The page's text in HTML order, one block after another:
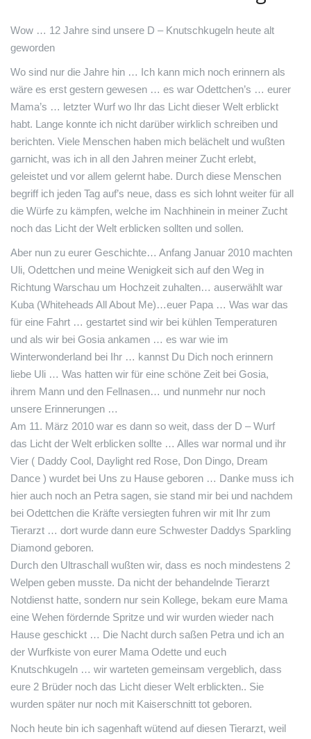
Wow … 12 Jahre sind unsere D – Knutschkugeln heute alt
geworden
Wo sind nur die Jahre hin … Ich kann mich noch erinnern als
wäre es erst gestern gewesen … es war Odettchen’s … eurer
Mama’s … letzter Wurf wo Ihr das Licht dieser Welt erblickt
habt. Lange konnte ich nicht darüber wirklich schreiben und
berichten. Viele Menschen haben mich belächelt und wußten
garnicht, was ich in all den Jahren meiner Zucht erlebt,
geleistet und vor allem gelernt habe. Durch diese Menschen
begriff ich jeden Tag auf’s neue, dass es sich lohnt weiter für all
die Würfe zu kämpfen, welche im Nachhinein in meiner Zucht
noch das Licht der Welt erblicken sollten und sollen.
Aber nun zu eurer Geschichte… Anfang Januar 2010 machten
Uli, Odettchen und meine Wenigkeit sich auf den Weg in
Richtung Warschau um Hochzeit zuhalten… auserwählt war
Kuba (Whiteheads All About Me)…euer Papa … Was war das
für eine Fahrt … gestartet sind wir bei kühlen Temperaturen
und als wir bei Gosia ankamen … es war wie im
Winterwonderland bei Ihr … kannst Du Dich noch erinnern
liebe Uli … Was hatten wir für eine schöne Zeit bei Gosia,
ihrem Mann und den Fellnasen… und nunmehr nur noch
unsere Erinnerungen …
Am 11. März 2010 war es dann so weit, dass der D – Wurf
das Licht der Welt erblicken sollte … Alles war normal und ihr
Vier ( Daddy Cool, Daylight red Rose, Don Dingo, Dream
Dance ) wurdet bei Uns zu Hause geboren … Danke muss ich
hier auch noch an Petra sagen, sie stand mir bei und nachdem
bei Odettchen die Kräfte versiegten fuhren wir mit Ihr zum
Tierarzt … dort wurde dann eure Schwester Daddys Sparkling
Diamond geboren.
Durch den Ultraschall wußten wir, dass es noch mindestens 2
Welpen geben musste. Da nicht der behandelnde Tierarzt
Notdienst hatte, sondern nur sein Kollege, bekam eure Mama
eine Wehen fördernde Spritze und wir wurden wieder nach
Hause geschickt … Die Nacht durch saßen Petra und ich an
der Wurfkiste von eurer Mama Odette und euch
Knutschkugeln … wir warteten gemeinsam vergeblich, dass
eure 2 Brüder noch das Licht dieser Welt erblickten.. Sie
wurden später nur noch mit Kaiserschnitt tot geboren.
Noch heute bin ich sagenhaft wütend auf diesen Tierarzt, weil